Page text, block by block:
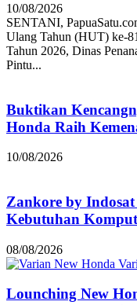
10/08/2026
SENTANI,
Ulang Tahun (HUT) ke-
Tahun 2026, Dinas
Pintu...
Buktikan
Honda Raih
10/08/2026
Zankore by
Kebutuhan
08/08/2026
Lounching New